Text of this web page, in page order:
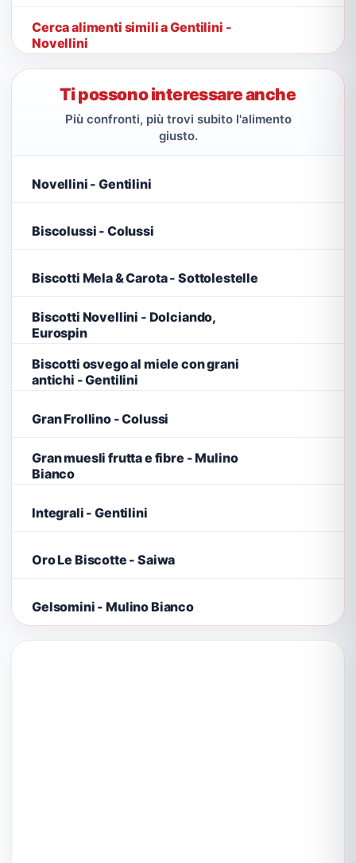
Cerca alimenti simili a Gentilini -
Novellini
Ti possono interessare anche
Più confronti, più trovi subito l'alimento
giusto.
Novellini - Gentilini
Biscolussi - Colussi
Biscotti Mela & Carota - Sottolestelle
Biscotti Novellini - Dolciando,
Eurospin
Biscotti osvego al miele con grani
antichi - Gentilini
Gran Frollino - Colussi
Gran muesli frutta e fibre - Mulino
Bianco
Integrali - Gentilini
Oro Le Biscotte - Saiwa
Gelsomini - Mulino Bianco